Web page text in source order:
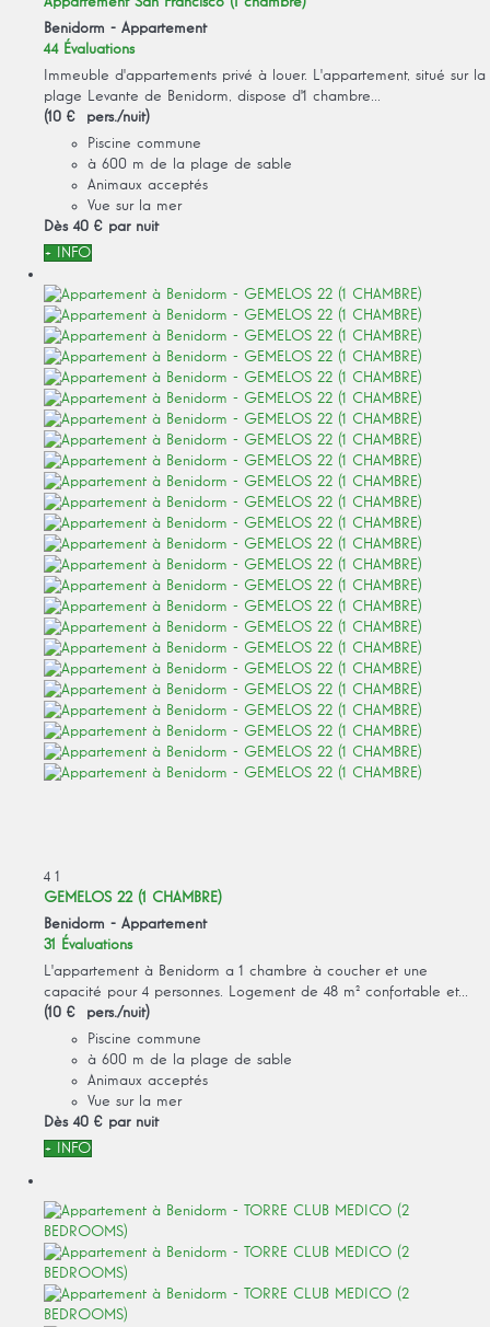
Benidorm - Appartement
44 Évaluations
Immeuble d'appartements privé à louer. L'appartement, situé sur la
plage Levante de Benidorm, dispose d'1 chambre...
(10 € pers./nuit)
Piscine commune
à 600 m de la plage de sable
Animaux acceptés
Vue sur la mer
Dès 40 € par nuit
+ INFO
4 1
GEMELOS 22 (1 CHAMBRE)
Benidorm - Appartement
31 Évaluations
L'appartement à Benidorm a 1 chambre à coucher et une
capacité pour 4 personnes. Logement de 48 m² confortable et...
(10 € pers./nuit)
Piscine commune
à 600 m de la plage de sable
Animaux acceptés
Vue sur la mer
Dès 40 € par nuit
+ INFO